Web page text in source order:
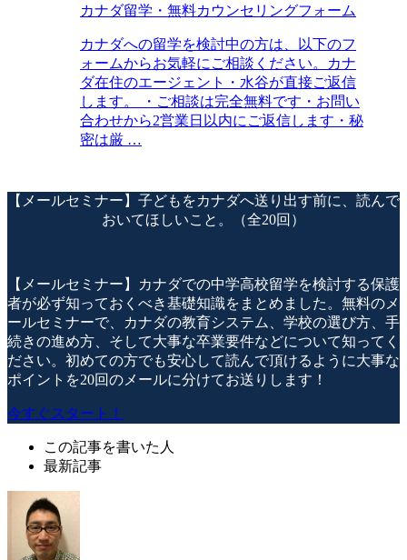
カナダ留学・無料カウンセリングフォーム
カナダへの留学を検討中の方は、以下のフ
ォームからお気軽にご相談ください。カナ
ダ在住のエージェント・水谷が直接ご返信
します。 ・ご相談は完全無料です・お問い
合わせから2営業日以内にご返信します・秘
密は厳 …
【メールセミナー】子どもをカナダへ送り出す前に、読んで
おいてほしいこと。（全20回）
【メールセミナー】カナダでの中学高校留学を検討する保護
者が必ず知っておくべき基礎知識をまとめました。無料のメ
ールセミナーで、カナダの教育システム、学校の選び方、手
続きの進め方、そして大事な卒業要件などについて知ってく
ださい。初めての方でも安心して読んで頂けるように大事な
ポイントを20回のメールに分けてお送りします！
今すぐスタート！
この記事を書いた人
最新記事